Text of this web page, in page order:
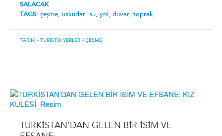
SALACAK
TAGS: çeşme, üsküdar, su, yol, duvar, toprak,
TARIHI - TURISTIK YERLER / ÇEŞME
TURKİSTAN’DAN GELEN BİR İSİM VE